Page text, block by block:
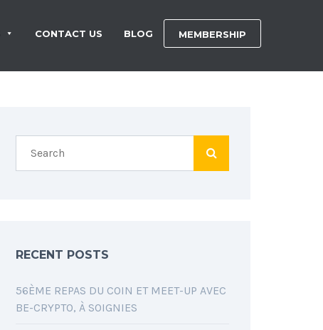
CONTACT US BLOG MEMBERSHIP
RECENT POSTS
56ÈME REPAS DU COIN ET MEET-UP AVEC
BE-CRYPTO, À SOIGNIES